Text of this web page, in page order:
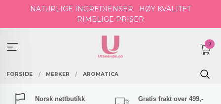
NATURLIGE INGREDIENSER
HØY KVALITET
RIMELIGE PRISER
0
FORSIDE MERKER AROMATICA
Norsk nettbutikk Gratis frakt over 499,-